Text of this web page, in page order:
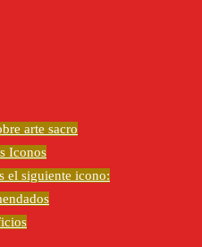
arte sacro
Iconos
el siguiente icono: